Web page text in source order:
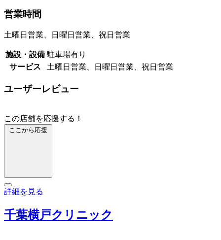
営業時間
土曜日営業、日曜日営業、祝日営業
施設・設備 駐車場有り
サービス
土曜日営業、日曜日営業、祝日営業
ユーザーレビュー
この店舗を応援する！
ここから応援
詳細を見る
千葉横戸クリニック